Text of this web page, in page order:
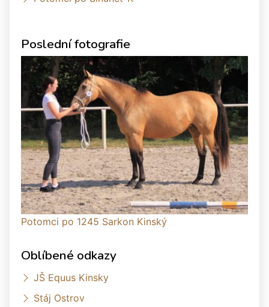
Poslední fotografie
Potomci po 1245 Sarkon Kinský
Oblíbené odkazy
JŠ Equus Kinsky
Stáj Ostrov